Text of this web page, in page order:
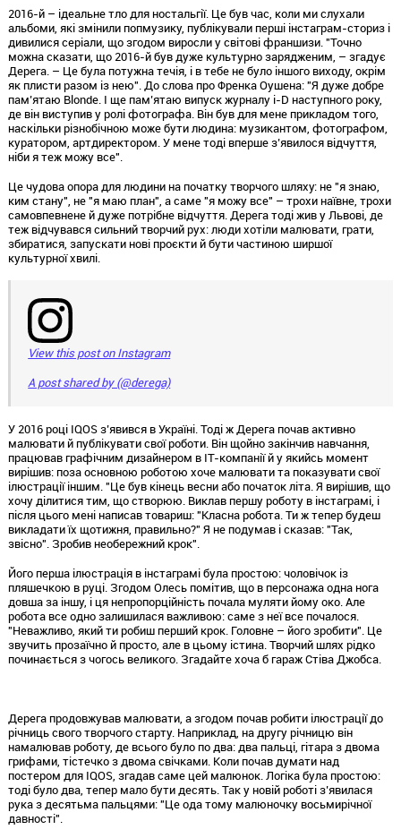
2016-й – ідеальне тло для ностальгії. Це був час, коли ми слухали
альбоми, які змінили попмузику, публікували перші інстаграм-сториз і
дивилися серіали, що згодом виросли у світові франшизи. "Точно
можна сказати, що 2016-й був дуже культурно зарядженим, – згадує
Дерега. – Це була потужна течія, і в тебе не було іншого виходу, окрім
як плисти разом із нею". До слова про Френка Оушена: "Я дуже добре
пам’ятаю Blonde. І ще пам’ятаю випуск журналу i-D наступного року,
де він виступив у ролі фотографа. Він був для мене прикладом того,
наскільки різнобічною може бути людина: музикантом, фотографом,
куратором, артдиректором. У мене тоді вперше з’явилося відчуття,
ніби я теж можу все".
Це чудова опора для людини на початку творчого шляху: не "я знаю,
ким стану", не "я маю план", а саме "я можу все" – трохи наївне, трохи
самовпевнене й дуже потрібне відчуття. Дерега тоді жив у Львові, де
теж відчувався сильний творчий рух: люди хотіли малювати, грати,
збиратися, запускати нові проєкти й бути частиною ширшої
культурної хвилі.
View this post on Instagram
A post shared by (@derega)
У 2016 році IQOS з’явився в Україні. Тоді ж Дерега почав активно
малювати й публікувати свої роботи. Він щойно закінчив навчання,
працював графічним дизайнером в ІТ-компанії й у якийсь момент
вирішив: поза основною роботою хоче малювати та показувати свої
ілюстрації іншим. "Це був кінець весни або початок літа. Я вирішив, що
хочу ділитися тим, що створюю. Виклав першу роботу в інстаграмі, і
після цього мені написав товариш: "Класна робота. Ти ж тепер будеш
викладати їх щотижня, правильно?" Я не подумав і сказав: "Так,
звісно". Зробив необережний крок".
Його перша ілюстрація в інстаграмі була простою: чоловічок із
пляшечкою в руці. Згодом Олесь помітив, що в персонажа одна нога
довша за іншу, і ця непропорційність почала муляти йому око. Але
робота все одно залишилася важливою: саме з неї все почалося.
"Неважливо, який ти робиш перший крок. Головне – його зробити". Це
звучить прозаїчно й просто, але в цьому істина. Творчий шлях рідко
починається з чогось великого. Згадайте хоча б гараж Стіва Джобса.
Дерега продовжував малювати, а згодом почав робити ілюстрації до
річниць свого творчого старту. Наприклад, на другу річницю він
намалював роботу, де всього було по два: два пальці, гітара з двома
грифами, тістечко з двома свічками. Коли почав думати над
постером для IQOS, згадав саме цей малюнок. Логіка була простою:
тоді було два, тепер мало бути десять. Так у новій роботі з’явилася
рука з десятьма пальцями: "Це ода тому малюночку восьмирічної
давності".